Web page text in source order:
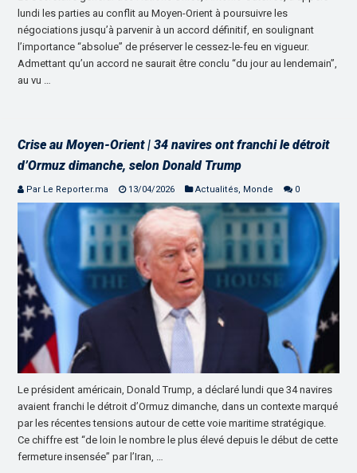
lundi les parties au conflit au Moyen-Orient à poursuivre les
négociations jusqu’à parvenir à un accord définitif, en soulignant
l’importance “absolue” de préserver le cessez-le-feu en vigueur.
Admettant qu’un accord ne saurait être conclu “du jour au lendemain”,
au vu …
Crise au Moyen-Orient | 34 navires ont franchi le détroit
d’Ormuz dimanche, selon Donald Trump
Par Le Reporter.ma 13/04/2026 Actualités Monde 0
Le président américain, Donald Trump, a déclaré lundi que 34 navires
avaient franchi le détroit d’Ormuz dimanche, dans un contexte marqué
par les récentes tensions autour de cette voie maritime stratégique.
Ce chiffre est “de loin le nombre le plus élevé depuis le début de cette
fermeture insensée” par l’Iran, …